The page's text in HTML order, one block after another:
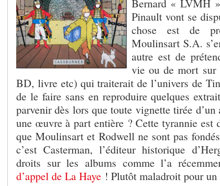
Bernard « LVMH
Pinault vont se
chose est de
Moulinsart S.A.
autre est de
vie ou de mort sur
BD, livre etc) qui traiterait de l’univers de
de le faire sans en reproduire quelques
parvenir dès lors que toute vignette tirée
une œuvre à part entière ? Cette tyrannie est
que Moulinsart et Rodwell ne sont pas
c’est Casterman, l’éditeur historique
droits sur les albums comme l’a
d’appel de La Haye ! Plutôt maladroit pour